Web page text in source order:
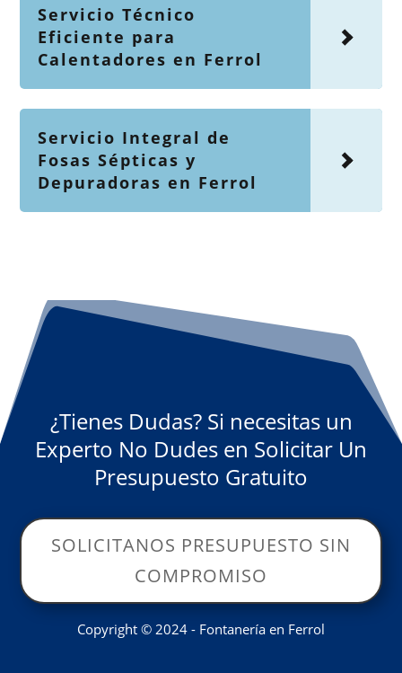
Servicio Técnico
Eficiente para
Calentadores en Ferrol
Servicio Integral de
Fosas Sépticas y
Depuradoras en Ferrol
¿Tienes Dudas? Si necesitas un
Experto No Dudes en Solicitar Un
Presupuesto Gratuito
SOLICITANOS PRESUPUESTO SIN
COMPROMISO
Copyright © 2024 - Fontanería en Ferrol